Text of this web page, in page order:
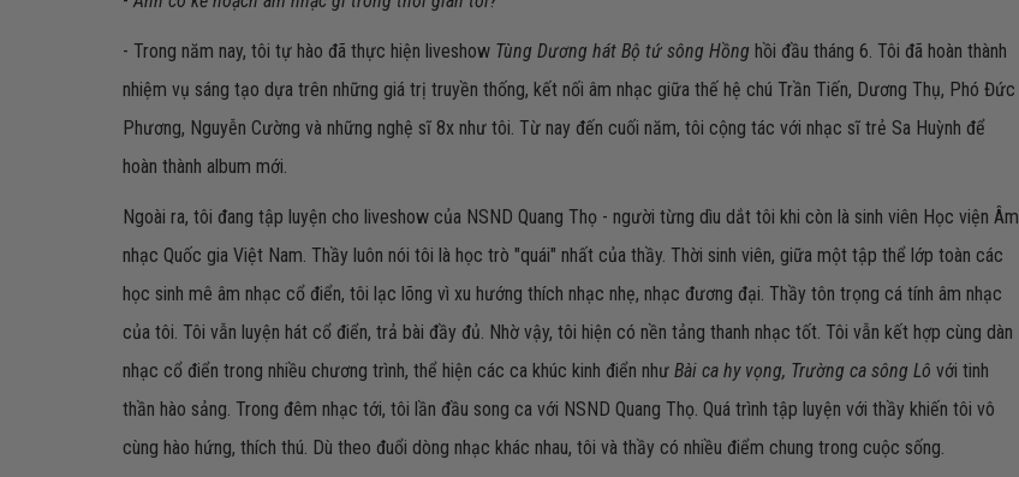
- Trong năm nay, tôi tự hào đã thực hiện liveshow Tùng Dương hát Bộ tứ sông Hồng hồi đầu tháng 6. Tôi đã hoàn thành
nhiệm vụ sáng tạo dựa trên những giá trị truyền thống, kết nối âm nhạc giữa thế hệ chú Trần Tiến, Dương Thụ, Phó Đức
Phương, Nguyễn Cường và những nghệ sĩ 8x như tôi. Từ nay đến cuối năm, tôi cộng tác với nhạc sĩ trẻ Sa Huỳnh để
hoàn thành album mới.
Ngoài ra, tôi đang tập luyện cho liveshow của NSND Quang Thọ - người từng dìu dắt tôi khi còn là sinh viên Học viện Âm
nhạc Quốc gia Việt Nam. Thầy luôn nói tôi là học trò "quái" nhất của thầy. Thời sinh viên, giữa một tập thể lớp toàn các
học sinh mê âm nhạc cổ điển, tôi lạc lõng vì xu hướng thích nhạc nhẹ, nhạc đương đại. Thầy tôn trọng cá tính âm nhạc
của tôi. Tôi vẫn luyện hát cổ điển, trả bài đầy đủ. Nhờ vậy, tôi hiện có nền tảng thanh nhạc tốt. Tôi vẫn kết hợp cùng dàn
nhạc cổ điển trong nhiều chương trình, thể hiện các ca khúc kinh điển như Bài ca hy vọng, Trường ca sông Lô với tinh
thần hào sảng. Trong đêm nhạc tới, tôi lần đầu song ca với NSND Quang Thọ. Quá trình tập luyện với thầy khiến tôi vô
cùng hào hứng, thích thú. Dù theo đuổi dòng nhạc khác nhau, tôi và thầy có nhiều điểm chung trong cuộc sống.